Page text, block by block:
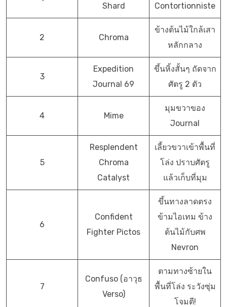
Shard Contortionniste
2 Chroma
ข้างต้นไม้ใกล้เสา
หลักกลาง
3
Expedition
Journal 69
ขึ้นหิ้งสั้นๆ ถัดจาก
ศัตรู 2 ตัว
4 Mime
มุมขวาของ
Journal
5
Resplendent
Chroma
Catalyst
เลี้ยวขวาเข้าพื้นที่
โล่ง ปราบศัตรู
แล้วเก็บที่มุม
6
Confident
Fighter Pictos
ขึ้นทางลาดตรง
ข้ามไอเทม ข้าง
ต้นไม้กับศพ
Nevron
7
Confuso (อาวุธ
Verso)
ตามทางซ้ายใน
พื้นที่โล่ง ระวังซุ่ม
โจมตี!